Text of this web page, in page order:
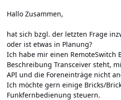
Hallo Zusammen,
hat sich bzgl. der letzten Frage
oder ist etwas in Planung?
Ich habe mir einen RemoteSwitch
Beschreibung Transceiver steht,
API und die Foreneinträge nicht
Ich möchte gern einige Bricks/
Funkfernbedienung steuern.